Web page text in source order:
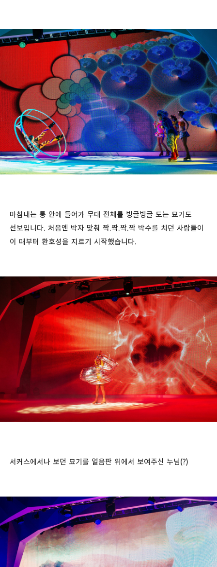
마침내는 통 안에 들어가 무대 전체를 빙글빙글 도는 묘기도
선보입니다. 처음엔 박자 맞춰 짝.짝.짝.짝 박수를 치던 사람들이
이 때부터 환호성을 지르기 시작했습니다.
서커스에서나 보던 묘기를 얼음판 위에서 보여주신 누님(?)